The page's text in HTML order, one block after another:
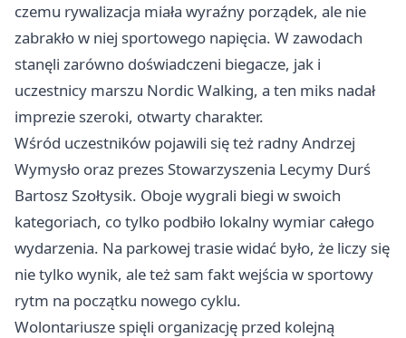
czemu rywalizacja miała wyraźny porządek, ale nie
zabrakło w niej sportowego napięcia. W zawodach
stanęli zarówno doświadczeni biegacze, jak i
uczestnicy marszu Nordic Walking, a ten miks nadał
imprezie szeroki, otwarty charakter.
Wśród uczestników pojawili się też radny Andrzej
Wymysło oraz prezes Stowarzyszenia Lecymy Durś
Bartosz Szołtysik. Oboje wygrali biegi w swoich
kategoriach, co tylko podbiło lokalny wymiar całego
wydarzenia. Na parkowej trasie widać było, że liczy się
nie tylko wynik, ale też sam fakt wejścia w sportowy
rytm na początku nowego cyklu.
Wolontariusze spięli organizację przed kolejną